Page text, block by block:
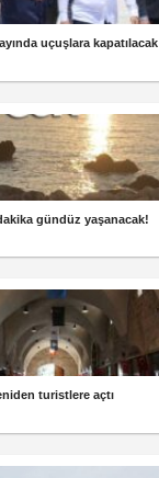
uçuşlara kapatılacak
gündüz yaşanacak!
turistlere açtı